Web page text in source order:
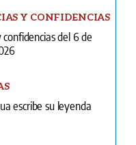
Y CONFIDENCIAS
confidencias del 6 de
escribe su leyenda